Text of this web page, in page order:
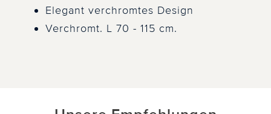
Elegant verchromtes Design
Verchromt. L 70 - 115 cm.